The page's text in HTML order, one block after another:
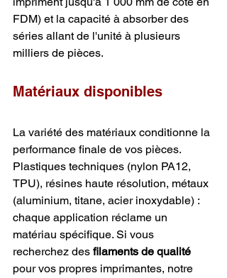
FDM) et la capacité à absorber des
séries allant de l'unité à plusieurs
milliers de pièces.
Matériaux disponibles
La variété des matériaux conditionne la
performance finale de vos pièces.
Plastiques techniques (nylon PA12,
TPU), résines haute résolution, métaux
(aluminium, titane, acier inoxydable) :
chaque application réclame un
matériau spécifique. Si vous
recherchez des filaments de qualité
pour vos propres imprimantes, notre